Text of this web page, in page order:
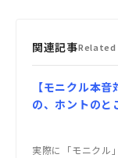
関連記事
【モニクル本
の、ホントのと